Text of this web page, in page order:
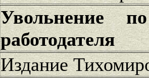
Увольнение
работодателя
Издание